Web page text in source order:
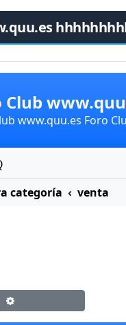
Club
www.quu.es Foro
categoría venta